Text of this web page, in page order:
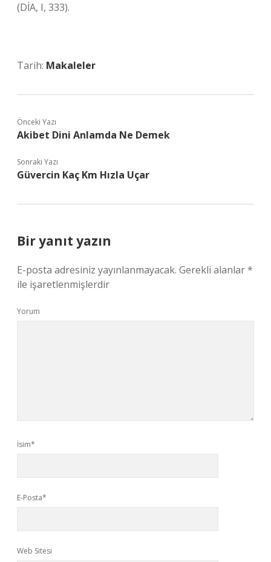
(DİA, I, 333).
Tarih: Makaleler
Önceki Yazı
Akibet Dini Anlamda Ne Demek
Sonraki Yazı
Güvercin Kaç Km Hızla Uçar
Bir yanıt yazın
E-posta adresiniz yayınlanmayacak. Gerekli alanlar*
ile işaretlenmişlerdir
Yorum
İsim*
E-Posta*
Web Sitesi